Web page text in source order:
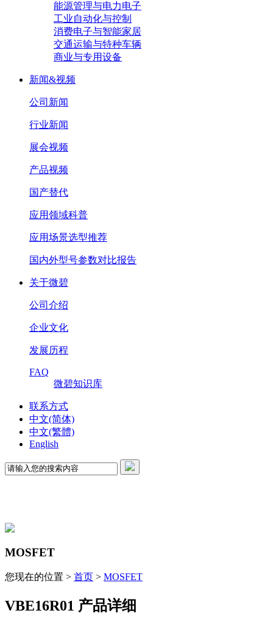
能源管理与电力电子
工业自动化与控制
消费电子与智能家居
交通运输与特种车辆
商业与专用设备
新闻&视频
公司新闻
行业新闻
展会视频
产品视频
国产替代
应用领域科普
应用场景选型推荐
国内外型号参数对比报告
关于微碧
公司介绍
企业文化
发展历程
FAQ
微碧知识库
联系方式
中文(简体)
中文(繁體)
English
MOSFET
您现在的位置 > 首页 > MOSFET
VBE16R01 产品详细